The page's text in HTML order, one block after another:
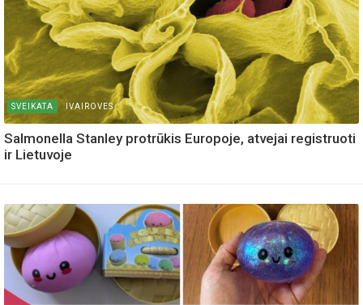
SVEIKATA IVAIROVES
Salmonella Stanley protrūkis Europoje, atvejai registruoti
ir Lietuvoje